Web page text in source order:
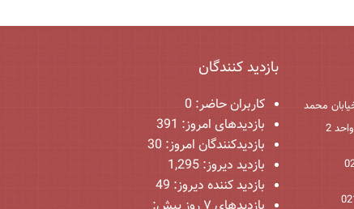
محمد
بازدید کنندگان
کاربران حاضر: 0
بازدیدهای امروز: 391
بازدیدکنندگان امروز: 30
بازدید دیروز: 1,295
بازدید کننده دیروز: 49